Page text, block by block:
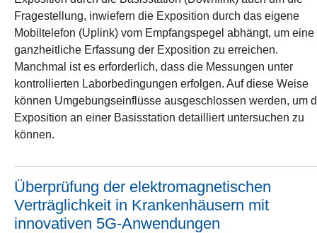
Fragestellung, inwiefern die Exposition durch das eigene
Mobiltelefon (Uplink) vom Empfangspegel abhängt, um eine
ganzheitliche Erfassung der Exposition zu erreichen.
Manchmal ist es erforderlich, dass die Messungen unter
kontrollierten Laborbedingungen erfolgen. Auf diese Weise
können Umgebungseinflüsse ausgeschlossen werden, um
Exposition an einer Basisstation detailliert untersuchen zu
können.
Überprüfung der elektromagnetischen
Verträglichkeit in Krankenhäusern mit
innovativen 5G-Anwendungen